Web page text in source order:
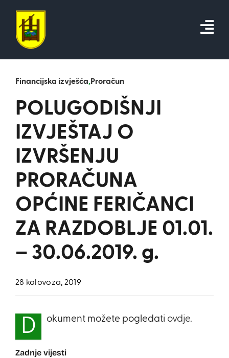
content
Financijska izvješća,Proračun
POLUGODIŠNJI
IZVJEŠTAJ O
IZVRŠENJU
PRORAČUNA
OPĆINE FERIČANCI
ZA RAZDOBLJE 01.01.
– 30.06.2019. g.
28 kolovoza, 2019
D okument možete pogledati ovdje.
Zadnje vijesti